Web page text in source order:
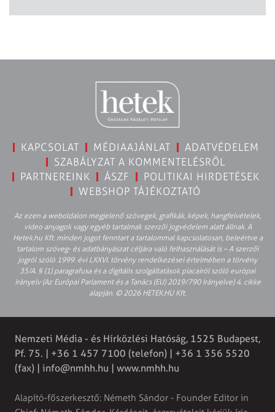
KAPCSOLAT MÉDIAAJÁNLAT
ADATVÉDELEM
SZABÁLYZAT A KOMMENTELÉSRŐL
PARTNEREINK
ÁSZF
POLITIKAI HIRDETÉSEK
WEBSHOP TÁJÉKOZTATÓ
Az ezen a weboldalon megjelenő szövegek, grafikák, képek, hangfelvételek,
video anyagok vagy egyéb tartalmak szerzői jogvédelem alatt állnak. A
Hetek.hu Kft. minden jogot fenntart a tartalommal kapcsolatosan, beleértve a
tartalom szöveg- és adatbányászat céljára való felhasználását is – A szerzői
jogról szóló 1999. évi LXXVI. törvény rendelkezései értelmében a törvény
35/A. § (1) paragrafusa és a digitális szolgáltatások piacairól szóló európai
irányelv (Az Európai Parlament és a Tanács (EU) 2019/790 Irányelve) 4. cikke
alapján. © 2026 HETEK.HU Kft.
Nemzeti Média - és Hírközlési Hatóság, 1525 Budapest,
Pf. 75. | +36 1 457 7100 (telefon) | +36 1 356 5520
(fax) | info@nmhh.hu | www.nmhh.hu
Alapító-főszerkesztő: Németh Sándor - Founder Editor in